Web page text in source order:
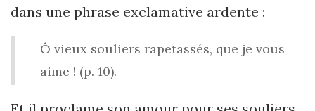
dans une phrase exclamative ardente :
Ô vieux souliers rapetassés, que je vous
aime ! (p. 10).